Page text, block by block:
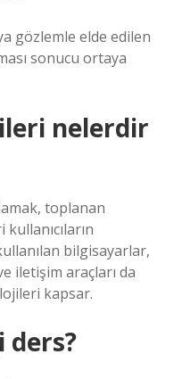
gözlemle elde edilen
sonucu ortaya
nelerdir
toplanan
bilgisayarlar,
iletişim araçları da
kapsar.
ders?